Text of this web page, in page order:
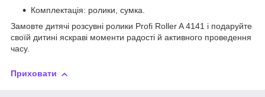
Комплектація: ролики, сумка.
Замовте дитячі розсувні ролики Profi Roller A 4141 і подаруйте
своїй дитині яскраві моменти радості й активного проведення
часу.
Приховати